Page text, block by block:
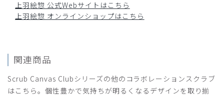
上羽絵惣 公式Webサイトはこちら
上羽絵惣 オンラインショップはこちら
関連商品
Scrub Canvas Clubシリーズの他のコラボレーションスクラブ
はこちら。個性豊かで気持ちが明るくなるデザインを取り揃